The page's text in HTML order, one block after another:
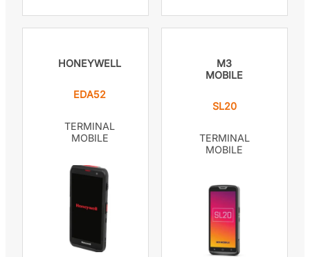
HONEYWELL
EDA52
TERMINAL
MOBILE
M3
MOBILE
SL20
TERMINAL
MOBILE